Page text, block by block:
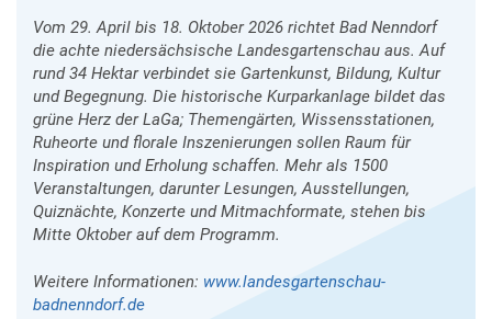
Vom 29. April bis 18. Oktober 2026 richtet Bad Nenndorf
die achte niedersächsische Landesgartenschau aus. Auf
rund 34 Hektar verbindet sie Gartenkunst, Bildung, Kultur
und Begegnung. Die historische Kurparkanlage bildet das
grüne Herz der LaGa; Themengärten, Wissensstationen,
Ruheorte und florale Inszenierungen sollen Raum für
Inspiration und Erholung schaffen. Mehr als 1500
Veranstaltungen, darunter Lesungen, Ausstellungen,
Quiznächte, Konzerte und Mitmachformate, stehen bis
Mitte Oktober auf dem Programm.
Weitere Informationen: www.landesgartenschau-
badnenndorf.de